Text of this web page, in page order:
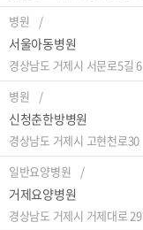
병원
서울아동병원
경상남도 거제시 서문로5길
병원
신청춘한방병원
경상남도 거제시 고현천로30
일반요양병원
거제요양병원
경상남도 거제시 거제대로